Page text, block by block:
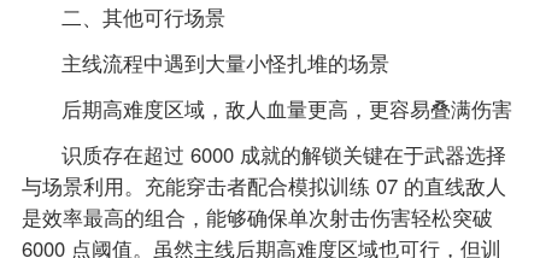
二、其他可行场景
主线流程中遇到大量小怪扎堆的场景
后期高难度区域，敌人血量更高，更容易叠满伤害
识质存在超过 6000 成就的解锁关键在于武器选择
与场景利用。充能穿击者配合模拟训练 07 的直线敌人
是效率最高的组合，能够确保单次射击伤害轻松突破
6000 点阈值。虽然主线后期高难度区域也可行，但训